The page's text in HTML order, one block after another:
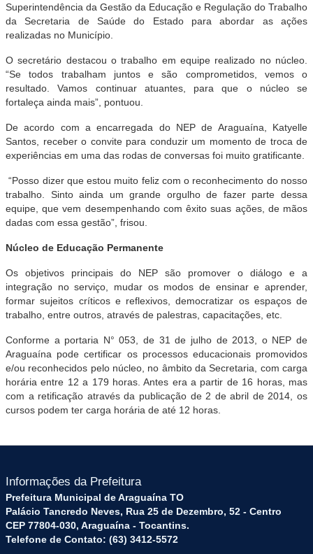
Superintendência da Gestão da Educação e Regulação do Trabalho
da Secretaria de Saúde do Estado para abordar as ações
realizadas no Município.
O secretário destacou o trabalho em equipe realizado no núcleo.
“Se todos trabalham juntos e são comprometidos, vemos o
resultado. Vamos continuar atuantes, para que o núcleo se
fortaleça ainda mais”, pontuou.
De acordo com a encarregada do NEP de Araguaína, Katyelle
Santos, receber o convite para conduzir um momento de troca de
experiências em uma das rodas de conversas foi muito gratificante.
“Posso dizer que estou muito feliz com o reconhecimento do nosso
trabalho. Sinto ainda um grande orgulho de fazer parte dessa
equipe, que vem desempenhando com êxito suas ações, de mãos
dadas com essa gestão”, frisou.
Núcleo de Educação Permanente
Os objetivos principais do NEP são promover o diálogo e a
integração no serviço, mudar os modos de ensinar e aprender,
formar sujeitos críticos e reflexivos, democratizar os espaços de
trabalho, entre outros, através de palestras, capacitações, etc.
Conforme a portaria N° 053, de 31 de julho de 2013, o NEP de
Araguaína pode certificar os processos educacionais promovidos
e/ou reconhecidos pelo núcleo, no âmbito da Secretaria, com carga
horária entre 12 a 179 horas. Antes era a partir de 16 horas, mas
com a retificação através da publicação de 2 de abril de 2014, os
cursos podem ter carga horária de até 12 horas.
Informações da Prefeitura
Prefeitura Municipal de Araguaína TO
Palácio Tancredo Neves, Rua 25 de Dezembro, 52 - Centro
CEP 77804-030, Araguaína - Tocantins.
Telefone de Contato: (63) 3412-5572